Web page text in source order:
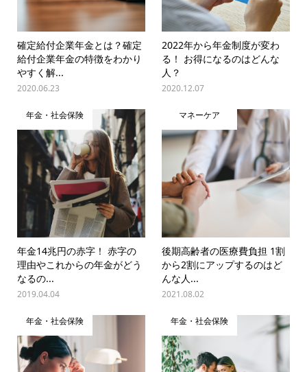
確定給付企業年金とは？確定
給付企業年金の特徴をわかり
やすく解...
2020.06.23
2022年から年金制度が変わ
る！ お得になるのはどんな
人？
2020.12.07
年金・社会保険
年金14兆円の赤字！ 赤字の
理由やこれからの年金がどう
なるの...
2019.04.04
マネーケア
後期高齢者の医療費負担 1割
から2割にアップするのはど
んな人...
2021.08.02
年金・社会保険 年金・社会保険